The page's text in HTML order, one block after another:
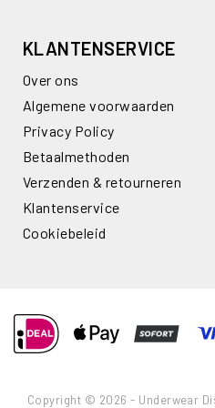
KLANTENSERVICE
Over ons
Algemene voorwaarden
Privacy Policy
Betaalmethoden
Verzenden & retourneren
Klantenservice
Cookiebeleid
Copyright © 2026 - Underwear